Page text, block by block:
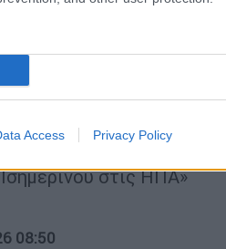
Access Privacy Policy
του στη
ενέργειες αυτής
στις ΗΠΑ»
08:50